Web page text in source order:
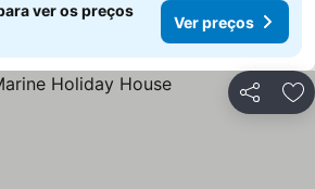
ver os preços
Ver preços
Partilhar